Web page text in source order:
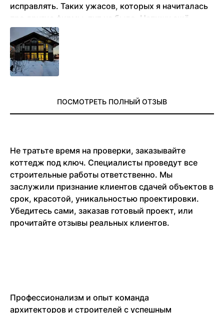
исправлять. Таких ужасов, которых я начиталась
про другие фирмы, тут не было. Напишу ещё
позже отзыв, когда несколько лет в доме
проживём
ПОСМОТРЕТЬ ПОЛНЫЙ ОТЗЫВ
Не тратьте время на проверки, заказывайте
коттедж под ключ. Специалисты проведут все
строительные работы ответственно. Мы
заслужили признание клиентов сдачей объектов в
срок, красотой, уникальностью проектировки.
Убедитесь сами, заказав готовый проект, или
прочитайте отзывы реальных клиентов.
Профессионализм и опыт команда
архитекторов и строителей с успешным